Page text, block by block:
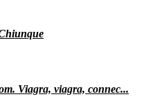
Viagra, viagra, connec...